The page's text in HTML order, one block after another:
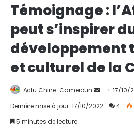
Témoignage :
peut s’inspirer
développement
et culturel de la
Actu Chine-Cameroun
n
17/10/
Dernière mise à jour: 17/10/2022
4
5 minutes de lecture